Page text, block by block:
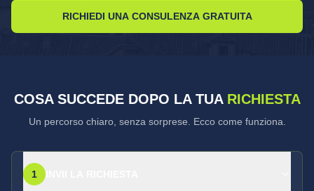
RICHIEDI UNA CONSULENZA GRATUITA
COSA SUCCEDE DOPO LA TUA RICHIESTA
Un percorso chiaro, senza sorprese. Ecco come funziona.
1